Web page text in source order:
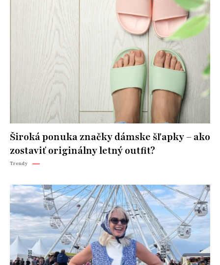
Široká ponuka značky dámske šľapky – ako
zostaviť originálny letný outfit?
Trendy